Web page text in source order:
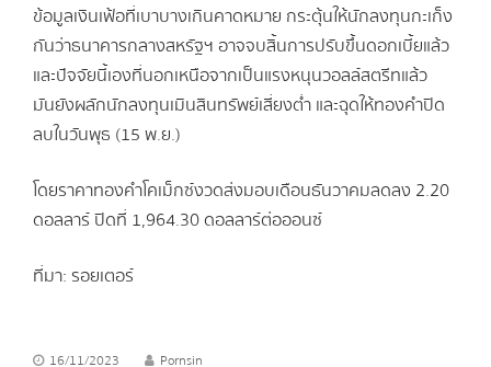
ข้อมูลเงินเฟ้อที่เบาบางเกินคาดหมาย กระตุ้นให้นักลงทุนกะเก็ง
กันว่าธนาคารกลางสหรัฐฯ อาจจบสิ้นการปรับขึ้นดอกเบี้ยแล้ว
และปัจจัยนี้เองที่นอกเหนือจากเป็นแรงหนุนวอลล์สตรีทแล้ว
มันยังผลักนักลงทุนเมินสินทรัพย์เสี่ยงต่ำ และฉุดให้ทองคำปิด
ลบในวันพุธ (15 พ.ย.)
โดยราคาทองคำโคเม็กซ์งวดส่งมอบเดือนธันวาคมลดลง 2.20
ดอลลาร์ ปิดที่ 1,964.30 ดอลลาร์ต่อออนซ์
ที่มา: รอยเตอร์
16/11/2023 Pornsin